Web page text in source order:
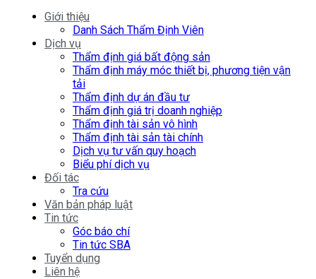
Giới thiệu
Danh Sách Thẩm Định Viên
Dịch vụ
Thẩm định giá bất động sản
Thẩm định máy móc thiết bị, phương tiện vận
tải
Thẩm định dự án đầu tư
Thẩm định giá trị doanh nghiệp
Thẩm định tài sản vô hình
Thẩm định tài sản tài chính
Dịch vụ tư vấn quy hoạch
Biểu phí dịch vụ
Đối tác
Tra cứu
Văn bản pháp luật
Tin tức
Góc báo chí
Tin tức SBA
Tuyển dụng
Liên hệ